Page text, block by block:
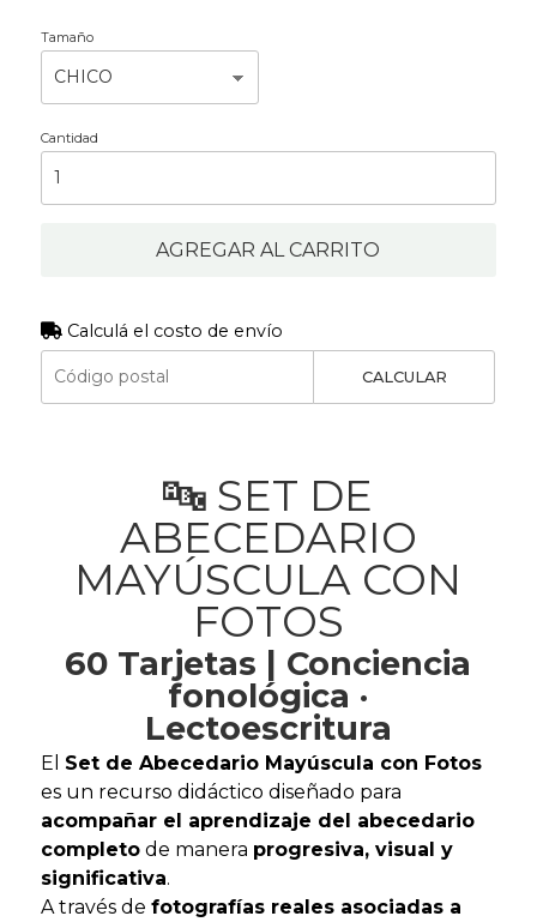
Tamaño
Cantidad
AGREGAR AL CARRITO
Calculá el costo de envío
CALCULAR
🔤 SET DE
ABECEDARIO
MAYÚSCULA CON
FOTOS
60 Tarjetas | Conciencia
fonológica ·
Lectoescritura
El Set de Abecedario Mayúscula con Fotos
es un recurso didáctico diseñado para
acompañar el aprendizaje del abecedario
completode manera progresiva, visual y
significativa.
A través de fotografías reales asociadas a